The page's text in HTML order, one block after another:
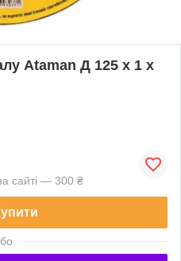
Ataman Д 125 х 1 х
сайті — 300 ₴